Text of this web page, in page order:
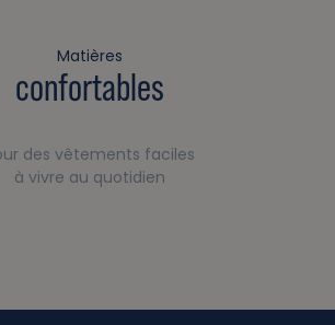
Matières
confortables
des vêtements faciles
à vivre au quotidien